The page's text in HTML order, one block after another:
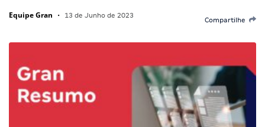
Equipe Gran • 13 de Junho de 2023
Compartilhe